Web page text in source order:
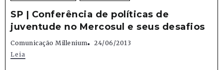
SP | Conferência de políticas de
juventude no Mercosul e seus desafios
Comunicação Millenium
24/06/2013
Leia